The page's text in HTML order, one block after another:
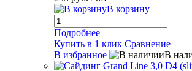
В корзину
Подробнее
Купить в 1 клик Сравнение
В избранное
В